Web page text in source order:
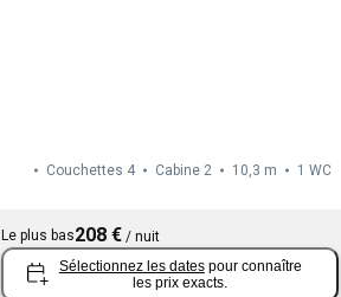
Couchettes 4 Cabine 2 10,3 m 1 WC
Le plus bas208 € / nuit
Sélectionnez les dates pour connaître
les prix exacts.